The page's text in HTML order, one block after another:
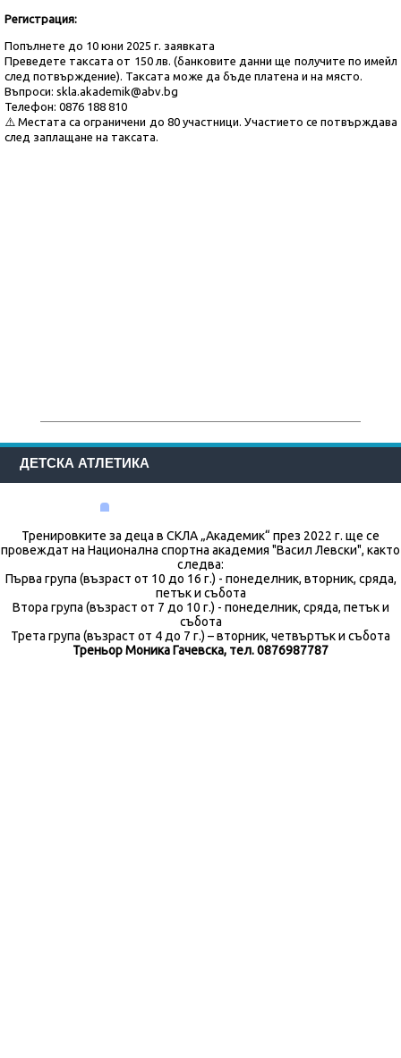
Регистрация:
Попълнете до 10 юни 2025 г. заявката
Преведете таксата от 150 лв. (банковите данни ще получите по имейл
след потвърждение). Таксата може да бъде платена и на място.
Въпроси: skla.akademik@abv.bg
Телефон: 0876 188 810
⚠️ Местата са ограничени до 80 участници. Участието се потвърждава
след заплащане на таксата.
ДЕТСКА АТЛЕТИКА
Тренировките за деца в СКЛА „Академик“ през 2022 г. ще се
провеждат на Национална спортна академия "Васил Левски", както
следва:
Първа група (възраст от 10 до 16 г.) - понеделник, вторник, сряда,
петък и събота
Втора група (възраст от 7 до 10 г.) - понеделник, сряда, петък и
събота
Трета група (възраст от 4 до 7 г.) – вторник, четвъртък и събота
Треньор Моника Гачевска, тел. 0876987787